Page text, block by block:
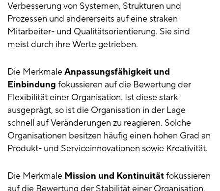
Verbesserung von Systemen, Strukturen und
Prozessen und andererseits auf eine straken
Mitarbeiter- und Qualitätsorientierung. Sie sind
meist durch ihre Werte getrieben.
Die MerkmaleAnpassungsfähigkeit und
Einbindung fokussieren auf die Bewertung der
Flexibilität einer Organisation. Ist diese stark
ausgeprägt, so ist die Organisation in der Lage
schnell auf Veränderungen zu reagieren. Solche
Organisationen besitzen häufig einen hohen Grad an
Produkt- und Serviceinnovationen sowie Kreativität.
Die Merkmale Mission und Kontinuitätfokussieren